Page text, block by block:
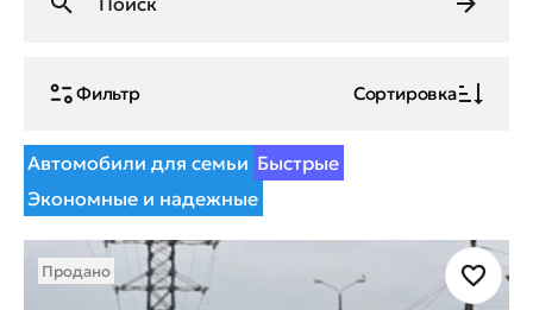
Фильтр Сортировка
Автомобили для семьи Быстрые
Экономные и надежные
Продано